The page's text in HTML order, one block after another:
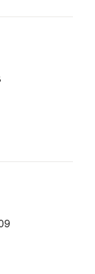
röster: